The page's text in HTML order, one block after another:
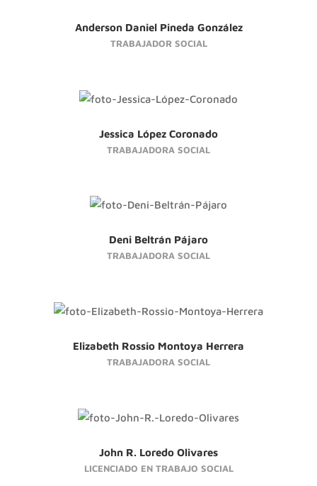
Anderson Daniel Pineda González
TRABAJADOR SOCIAL
Jessica López Coronado
TRABAJADORA SOCIAL
Deni Beltrán Pájaro
TRABAJADORA SOCIAL
Elizabeth Rossio Montoya Herrera
TRABAJADORA SOCIAL
John R. Loredo Olivares
LICENCIADO EN TRABAJO SOCIAL